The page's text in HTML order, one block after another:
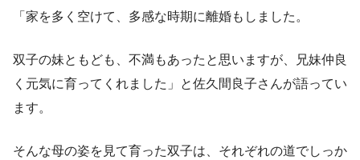
「家を多く空けて、多感な時期に離婚もしました。
双子の妹ともども、不満もあったと思いますが、兄妹仲良
く元気に育ってくれました」と佐久間良子さんが語ってい
ます。
そんな母の姿を見て育った双子は、それぞれの道でしっか